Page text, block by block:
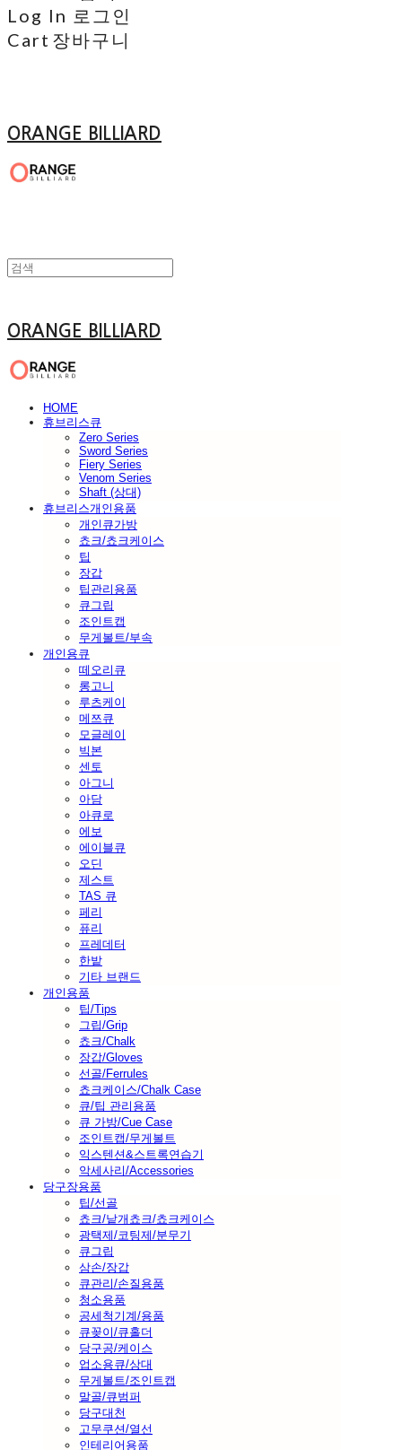
Log In 로그인
Cart 장바구니
ORANGE BILLIARD
ORANGE BILLIARD
HOME
휴브리스큐
Zero Series
Sword Series
Fiery Series
Venom Series
Shaft (상대)
휴브리스개인용품
개인큐가방
쵸크/쵸크케이스
팁
장갑
팁관리용품
큐그립
조인트캡
무게볼트/부속
개인용큐
떼오리큐
롱고니
루츠케이
메쯔큐
모글레이
빅본
센토
아그니
아담
아큐로
에보
에이블큐
오딘
제스트
TAS 큐
페리
퓨리
프레데터
한밭
기타 브랜드
개인용품
팁/Tips
그립/Grip
쵸크/Chalk
장갑/Gloves
선골/Ferrules
쵸크케이스/Chalk Case
큐/팁 관리용품
큐 가방/Cue Case
조인트캡/무게볼트
익스텐션&스트록연습기
악세사리/Accessories
당구장용품
팁/선골
쵸크/낱개쵸크/쵸크케이스
광택제/코팅제/분무기
큐그립
삼손/장갑
큐관리/손질용품
청소용품
공세척기계/용품
큐꽂이/큐홀더
당구공/케이스
업소용큐/상대
무게볼트/조인트캡
말골/큐범퍼
당구대천
고무쿠션/열선
인테리어용품